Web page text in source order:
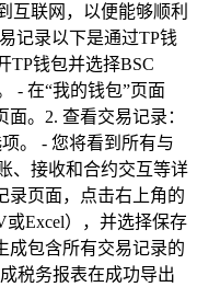
互联网，以便能够顺利
记录以下是通过TP钱
TP钱包并选择BSC
- 在“我的钱包”页面
。2. 查看交易记录：
。 - 您将看到所有与
、接收和合约交互等详
录页面，点击右上角的
或Excel），并选择保存
成包含所有交易记录的
税务报表在成功导出